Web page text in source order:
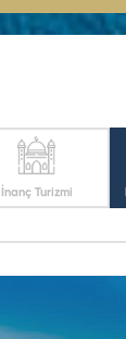
İnanç Turizmi